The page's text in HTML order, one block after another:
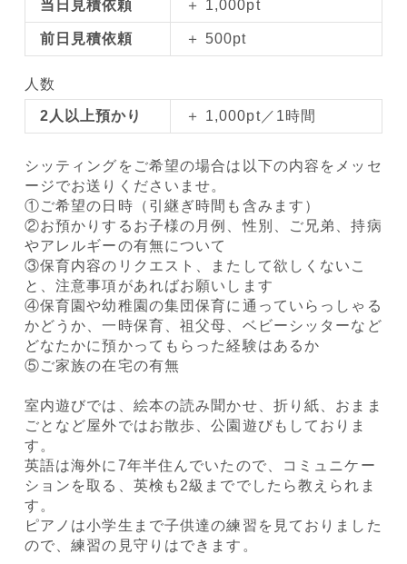
当日見積依頼 ＋ 1,000pt
前日見積依頼 ＋ 500pt
人数
2人以上預かり ＋ 1,000pt／1時間
シッティングをご希望の場合は以下の内容をメッセ
ージでお送りくださいませ。
①ご希望の日時（引継ぎ時間も含みます）
②お預かりするお子様の月例、性別、ご兄弟、持病
やアレルギーの有無について
③保育内容のリクエスト、またして欲しくないこ
と、注意事項があればお願いします
④保育園や幼稚園の集団保育に通っていらっしゃる
かどうか、一時保育、祖父母、ベビーシッターなど
どなたかに預かってもらった経験はあるか
⑤ご家族の在宅の有無
室内遊びでは、絵本の読み聞かせ、折り紙、おまま
ごとなど屋外ではお散歩、公園遊びもしておりま
す。
英語は海外に7年半住んでいたので、コミュニケー
ションを取る、英検も2級まででしたら教えられま
す。
ピアノは小学生まで子供達の練習を見ておりました
ので、練習の見守りはできます。